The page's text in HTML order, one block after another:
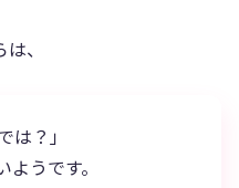
、
は？」
うです。